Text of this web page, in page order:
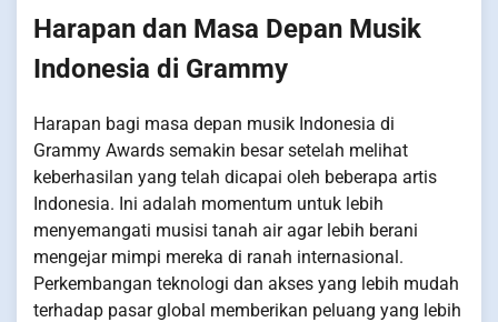
Harapan dan Masa Depan Musik
Indonesia di Grammy
Harapan bagi masa depan musik Indonesia di
Grammy Awards semakin besar setelah melihat
keberhasilan yang telah dicapai oleh beberapa artis
Indonesia. Ini adalah momentum untuk lebih
menyemangati musisi tanah air agar lebih berani
mengejar mimpi mereka di ranah internasional.
Perkembangan teknologi dan akses yang lebih mudah
terhadap pasar global memberikan peluang yang lebih